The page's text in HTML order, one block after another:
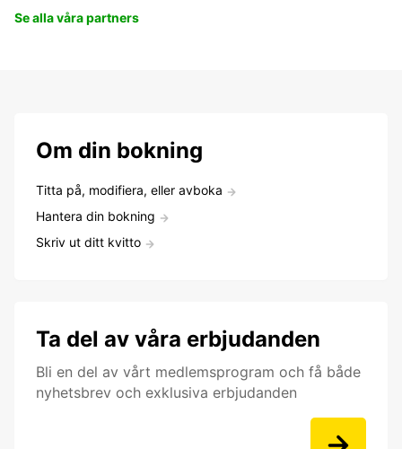
Se alla våra partners
Om din bokning
Titta på, modifiera, eller avboka
Hantera din bokning
Skriv ut ditt kvitto
Ta del av våra erbjudanden
Bli en del av vårt medlemsprogram och få både
nyhetsbrev och exklusiva erbjudanden